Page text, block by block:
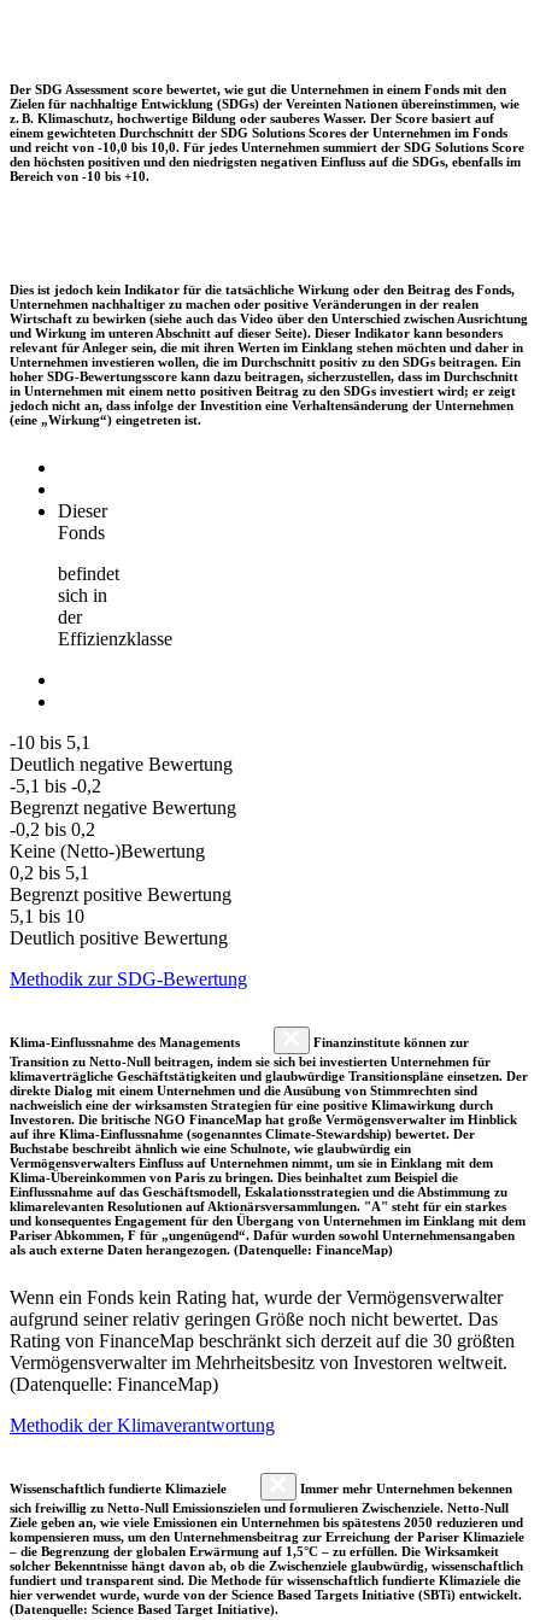
Der SDG Assessment score bewertet, wie gut die Unternehmen in einem Fonds mit den
Zielen für nachhaltige Entwicklung (SDGs) der Vereinten Nationen übereinstimmen, wie
z. B. Klimaschutz, hochwertige Bildung oder sauberes Wasser. Der Score basiert auf
einem gewichteten Durchschnitt der SDG Solutions Scores der Unternehmen im Fonds
und reicht von -10,0 bis 10,0. Für jedes Unternehmen summiert der SDG Solutions Score
den höchsten positiven und den niedrigsten negativen Einfluss auf die SDGs, ebenfalls im
Bereich von -10 bis +10.
Dies ist jedoch kein Indikator für die tatsächliche Wirkung oder den Beitrag des Fonds,
Unternehmen nachhaltiger zu machen oder positive Veränderungen in der realen
Wirtschaft zu bewirken (siehe auch das Video über den Unterschied zwischen Ausrichtung
und Wirkung im unteren Abschnitt auf dieser Seite). Dieser Indikator kann besonders
relevant für Anleger sein, die mit ihren Werten im Einklang stehen möchten und daher in
Unternehmen investieren wollen, die im Durchschnitt positiv zu den SDGs beitragen. Ein
hoher SDG-Bewertungsscore kann dazu beitragen, sicherzustellen, dass im Durchschnitt
in Unternehmen mit einem netto positiven Beitrag zu den SDGs investiert wird; er zeigt
jedoch nicht an, dass infolge der Investition eine Verhaltensänderung der Unternehmen
(eine „Wirkung“) eingetreten ist.
Dieser
Fonds
befindet
sich in
der
Effizienzklasse
-10 bis 5,1
Deutlich negative Bewertung
-5,1 bis -0,2
Begrenzt negative Bewertung
-0,2 bis 0,2
Keine (Netto-)Bewertung
0,2 bis 5,1
Begrenzt positive Bewertung
5,1 bis 10
Deutlich positive Bewertung
Methodik zur SDG-Bewertung
Klima-Einflussnahme des Managements
Finanzinstitute können zur
Transition zu Netto-Null beitragen, indem sie sich bei investierten Unternehmen für
klimaverträgliche Geschäftstätigkeiten und glaubwürdige Transitionspläne einsetzen. Der
direkte Dialog mit einem Unternehmen und die Ausübung von Stimmrechten sind
nachweislich eine der wirksamsten Strategien für eine positive Klimawirkung durch
Investoren. Die britische NGO FinanceMap hat große Vermögensverwalter im Hinblick
auf ihre Klima-Einflussnahme (sogenanntes Climate-Stewardship) bewertet. Der
Buchstabe beschreibt ähnlich wie eine Schulnote, wie glaubwürdig ein
Vermögensverwalters Einfluss auf Unternehmen nimmt, um sie in Einklang mit dem
Klima-Übereinkommen von Paris zu bringen. Dies beinhaltet zum Beispiel die
Einflussnahme auf das Geschäftsmodell, Eskalationsstrategien und die Abstimmung zu
klimarelevanten Resolutionen auf Aktionärsversammlungen. "A" steht für ein starkes
und konsequentes Engagement für den Übergang von Unternehmen im Einklang mit dem
Pariser Abkommen, F für „ungenügend“. Dafür wurden sowohl Unternehmensangaben
als auch externe Daten herangezogen. (Datenquelle: FinanceMap)
Wenn ein Fonds kein Rating hat, wurde der Vermögensverwalter
aufgrund seiner relativ geringen Größe noch nicht bewertet. Das
Rating von FinanceMap beschränkt sich derzeit auf die 30 größten
Vermögensverwalter im Mehrheitsbesitz von Investoren weltweit.
(Datenquelle: FinanceMap)
Methodik der Klimaverantwortung
Wissenschaftlich fundierte Klimaziele
Immer mehr Unternehmen bekennen
sich freiwillig zu Netto-Null Emissionszielen und formulieren Zwischenziele. Netto-Null
Ziele geben an, wie viele Emissionen ein Unternehmen bis spätestens 2050 reduzieren und
kompensieren muss, um den Unternehmensbeitrag zur Erreichung der Pariser Klimaziele
– die Begrenzung der globalen Erwärmung auf 1,5°C – zu erfüllen. Die Wirksamkeit
solcher Bekenntnisse hängt davon ab, ob die Zwischenziele glaubwürdig, wissenschaftlich
fundiert und transparent sind. Die Methode für wissenschaftlich fundierte Klimaziele die
hier verwendet wurde, wurde von der Science Based Targets Initiative (SBTi) entwickelt.
(Datenquelle: Science Based Target Initiative).